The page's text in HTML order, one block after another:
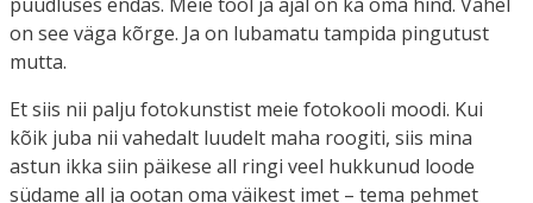
on see väga kõrge. Ja on lubamatu tampida pingutust
mutta.
Et siis nii palju fotokunstist meie fotokooli moodi. Kui
kõik juba nii vahedalt luudelt maha roogiti, siis mina
astun ikka siin päikese all ringi veel hukkunud loode
südame all ja ootan oma väikest imet – tema pehmet